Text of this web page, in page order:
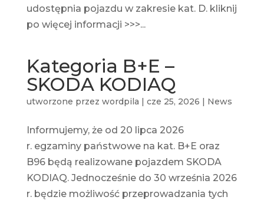
udostępnia pojazdu w zakresie kat. D. kliknij
po więcej informacji >>>...
Kategoria B+E –
SKODA KODIAQ
utworzone przez wordpila | cze 25, 2026 | News
Informujemy, że od 20 lipca 2026
r. egzaminy państwowe na kat. B+E oraz
B96 będą realizowane pojazdem SKODA
KODIAQ. Jednocześnie do 30 września 2026
r. będzie możliwość przeprowadzania tych